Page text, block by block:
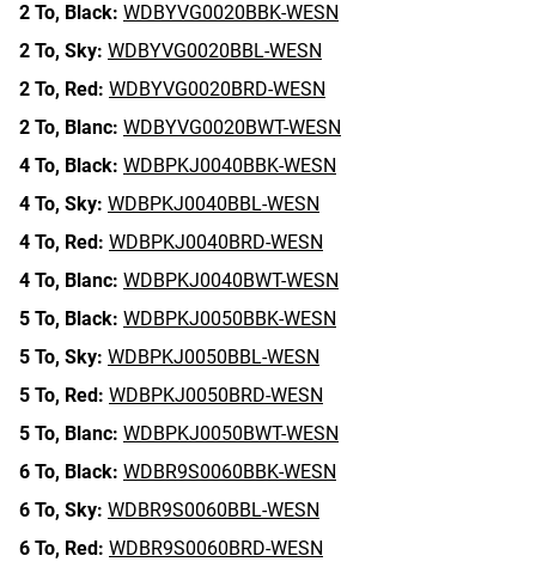
2 To, Black: WDBYVG0020BBK-WESN
2 To, Sky: WDBYVG0020BBL-WESN
2 To, Red: WDBYVG0020BRD-WESN
2 To, Blanc: WDBYVG0020BWT-WESN
4 To, Black: WDBPKJ0040BBK-WESN
4 To, Sky: WDBPKJ0040BBL-WESN
4 To, Red: WDBPKJ0040BRD-WESN
4 To, Blanc: WDBPKJ0040BWT-WESN
5 To, Black: WDBPKJ0050BBK-WESN
5 To, Sky: WDBPKJ0050BBL-WESN
5 To, Red: WDBPKJ0050BRD-WESN
5 To, Blanc: WDBPKJ0050BWT-WESN
6 To, Black: WDBR9S0060BBK-WESN
6 To, Sky: WDBR9S0060BBL-WESN
6 To, Red: WDBR9S0060BRD-WESN